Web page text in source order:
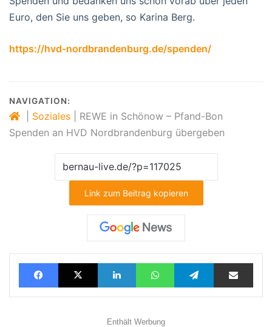
Euro, den Sie uns geben, so Karina Berg.
https://hvd-nordbrandenburg.de/spenden/
NAVIGATION:
Soziales
REWE in Schönow – Pfand-Bon
Spenden an HVD Nordbrandenburg übergeben
Link zum Beitrag kopieren
FacebookX LinkedInWhatsAppTelegramTeilen via E-Mail
Enthält Werbung